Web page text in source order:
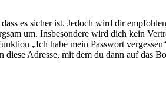
es sicher ist. Jedoch wird dir
um. Insbesondere wird dich kein
„Ich habe mein Passwort
Adresse, mit dem du dann auf das